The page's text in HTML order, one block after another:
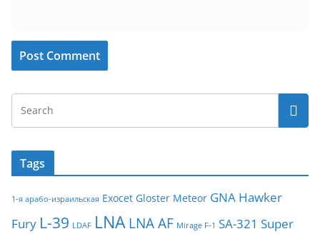
Tags
1-я арабо-израильская Exocet Gloster Meteor GNA Hawker
Fury L-39 LDAF LNA LNA AF Mirage F-1 SA-321 Super